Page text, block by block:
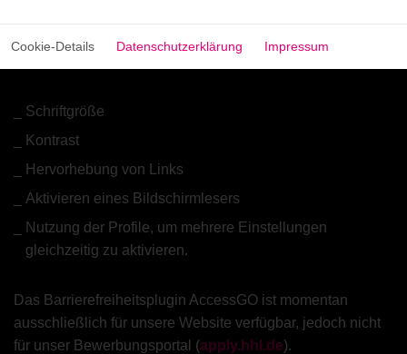
Unter anderem ist es dadurch möglich, folgende Aspekte
Schriftgröße
Kontrast
Hervorhebung von Links
Aktivieren eines Bildschirmlesers
Nutzung der Profile, um mehrere Einstellungen
gleichzeitig zu aktivieren.
Das Barrierefreiheitsplugin AccessGO ist momentan
ausschließlich für unsere Website verfügbar, jedoch nicht
für unser Bewerbungsportal (apply.hhl.de).
Cookie-Details Datenschutzerklärung Impressum